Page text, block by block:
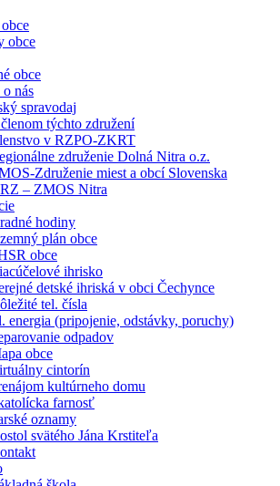
obce
obce
nás
spravodaj
týchto združení
v RZPO-ZKRT
združenie Dolná Nitra o.z.
Združenie miest a obcí Slovenska
– ZMOS Nitra
hodiny
plán obce
obce
ihrisko
detské ihriská v obci Čechynce
tel. čísla
energia (pripojenie, odstávky, poruchy)
odpadov
obce
cintorín
kultúrneho domu
farnosť
oznamy
svätého Jána Krstiteľa